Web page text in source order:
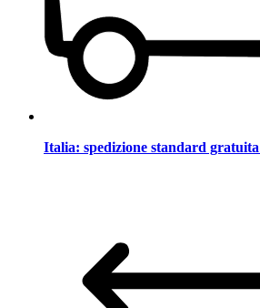
Italia: spedizione standard gratuita